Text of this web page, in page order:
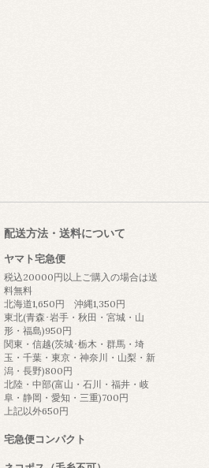
配送方法・送料について
ヤマト宅急便
税込20000円以上ご購入の場合は送
料無料
北海道1,650円 沖縄1,350円
東北(青森･岩手・秋田・宮城・山
形・福島)950円
関東・信越(茨城･栃木・群馬・埼
玉・千葉・東京・神奈川・山梨・新
潟・長野)800円
北陸・中部(富山・石川・福井・岐
阜・静岡・愛知・三重)700円
上記以外650円
宅急便コンパクト